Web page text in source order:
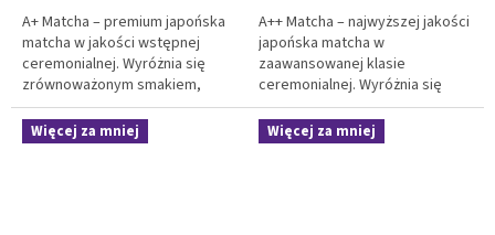
A+ Matcha – premium japońska
matcha w jakości wstępnej
ceremonialnej. Wyróżnia się
zrównoważonym smakiem,
bogatym aromatem i gładką
konsystencją. W pełni
przebadana laboratoryjnie.
A++ Matcha – najwyższej jakości
japońska matcha w
zaawansowanej klasie
ceremonialnej. Wyróżnia się
pełnym, lekko słodkim
smakiem, aksamitną
konsystencją i wyrazistym
Więcej za mniej Więcej za mniej